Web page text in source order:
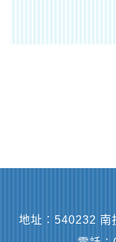
地址︰540232 南